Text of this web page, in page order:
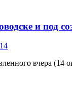
и под
вчера (14